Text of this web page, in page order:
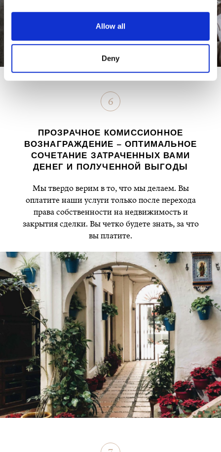
Allow all
Deny
6
ПРОЗРАЧНОЕ КОМИССИОННОЕ
ВОЗНАГРАЖДЕНИЕ – ОПТИМАЛЬНОЕ
СОЧЕТАНИЕ ЗАТРАЧЕННЫХ ВАМИ
ДЕНЕГ И ПОЛУЧЕННОЙ ВЫГОДЫ
Мы твердо верим в то, что мы делаем. Вы
оплатите наши услуги только после перехода
права собственности на недвижимость и
закрытия сделки. Вы четко будете знать, за что
вы платите.